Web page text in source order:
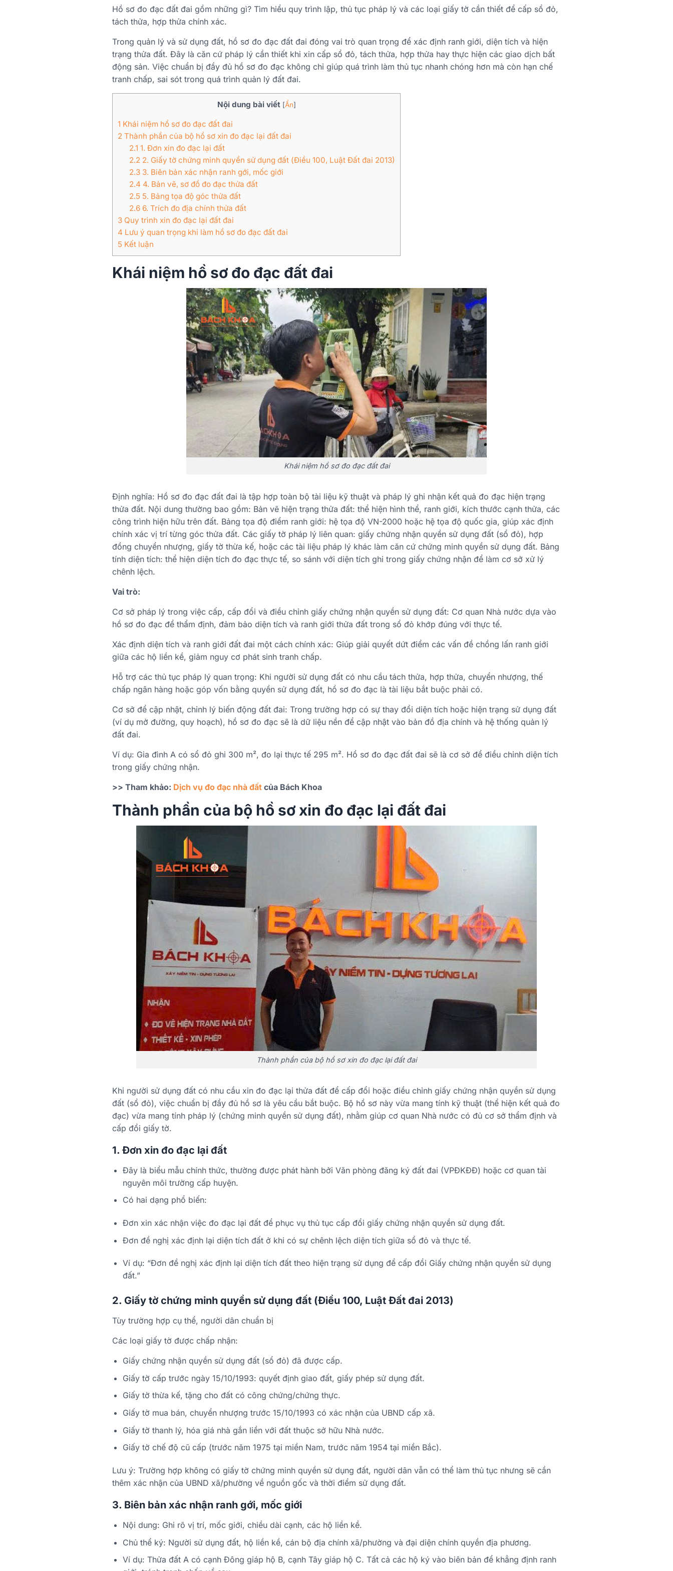
Hồ sơ đo đạc đất đai gồm những gì? Tìm hiểu quy trình lập, thủ tục pháp lý và các loại giấy tờ cần thiết để cấp sổ đỏ,
tách thửa, hợp thửa chính xác.
Trong quản lý và sử dụng đất, hồ sơ đo đạc đất đai đóng vai trò quan trọng để xác định ranh giới, diện tích và hiện
trạng thửa đất. Đây là căn cứ pháp lý cần thiết khi xin cấp sổ đỏ, tách thửa, hợp thửa hay thực hiện các giao dịch bất
động sản. Việc chuẩn bị đầy đủ hồ sơ đo đạc không chỉ giúp quá trình làm thủ tục nhanh chóng hơn mà còn hạn chế
tranh chấp, sai sót trong quá trình quản lý đất đai.
Nội dung bài viết [Ẩn]
1 Khái niệm hồ sơ đo đạc đất đai
2 Thành phần của bộ hồ sơ xin đo đạc lại đất đai
2.1 1. Đơn xin đo đạc lại đất
2.22. Giấy tờ chứng minh quyền sử dụng đất (Điều 100, Luật Đất đai 2013)
2.33. Biên bản xác nhận ranh gới, mốc giới
2.4 4. Bản vẽ, sơ đồ đo đạc thửa đất
2.5 5. Bảng tọa độ góc thửa đất
2.66. Trích đo địa chính thửa đất
3 Quy trình xin đo đạc lại đất đai
4 Lưu ý quan trọng khi làm hồ sơ đo đạc đất đai
5 Kết luận
Khái niệm hồ sơ đo đạc đất đai
Khái niệm hồ sơ đo đạc đất đai
Định nghĩa: Hồ sơ đo đạc đất đai là tập hợp toàn bộ tài liệu kỹ thuật và pháp lý ghi nhận kết quả đo đạc hiện trạng
thửa đất. Nội dung thường bao gồm: Bản vẽ hiện trạng thửa đất: thể hiện hình thể, ranh giới, kích thước cạnh thửa, các
công trình hiện hữu trên đất. Bảng tọa độ điểm ranh giới: hệ tọa độ VN-2000 hoặc hệ tọa độ quốc gia, giúp xác định
chính xác vị trí từng góc thửa đất. Các giấy tờ pháp lý liên quan: giấy chứng nhận quyền sử dụng đất (sổ đỏ), hợp
đồng chuyển nhượng, giấy tờ thừa kế, hoặc các tài liệu pháp lý khác làm căn cứ chứng minh quyền sử dụng đất. Bảng
tính diện tích: thể hiện diện tích đo đạc thực tế, so sánh với diện tích ghi trong giấy chứng nhận để làm cơ sở xử lý
chênh lệch.
Vai trò:
Cơ sở pháp lý trong việc cấp, cấp đổi và điều chỉnh giấy chứng nhận quyền sử dụng đất: Cơ quan Nhà nước dựa vào
hồ sơ đo đạc để thẩm định, đảm bảo diện tích và ranh giới thửa đất trong sổ đỏ khớp đúng với thực tế.
Xác định diện tích và ranh giới đất đai một cách chính xác: Giúp giải quyết dứt điểm các vấn đề chồng lấn ranh giới
giữa các hộ liền kề, giảm nguy cơ phát sinh tranh chấp.
Hỗ trợ các thủ tục pháp lý quan trọng: Khi người sử dụng đất có nhu cầu tách thửa, hợp thửa, chuyển nhượng, thế
chấp ngân hàng hoặc góp vốn bằng quyền sử dụng đất, hồ sơ đo đạc là tài liệu bắt buộc phải có.
Cơ sở để cập nhật, chỉnh lý biến động đất đai: Trong trường hợp có sự thay đổi diện tích hoặc hiện trạng sử dụng đất
(ví dụ mở đường, quy hoạch), hồ sơ đo đạc sẽ là dữ liệu nền để cập nhật vào bản đồ địa chính và hệ thống quản lý
đất đai.
Ví dụ: Gia đình A có sổ đỏ ghi 300 m², đo lại thực tế 295 m². Hồ sơ đo đạc đất đai sẽ là cơ sở để điều chỉnh diện tích
trong giấy chứng nhận.
>> Tham khảo: Dịch vụ đo đạc nhà đất của Bách Khoa
Thành phần của bộ hồ sơ xin đo đạc lại đất đai
Thành phần của bộ hồ sơ xin đo đạc lại đất đai
Khi người sử dụng đất có nhu cầu xin đo đạc lại thửa đất để cấp đổi hoặc điều chỉnh giấy chứng nhận quyền sử dụng
đất (sổ đỏ), việc chuẩn bị đầy đủ hồ sơ là yêu cầu bắt buộc. Bộ hồ sơ này vừa mang tính kỹ thuật (thể hiện kết quả đo
đạc) vừa mang tính pháp lý (chứng minh quyền sử dụng đất), nhằm giúp cơ quan Nhà nước có đủ cơ sở thẩm định và
cấp đổi giấy tờ.
1. Đơn xin đo đạc lại đất
Đây là biểu mẫu chính thức, thường được phát hành bởi Văn phòng đăng ký đất đai (VPĐKĐĐ) hoặc cơ quan tài
nguyên môi trường cấp huyện.
Có hai dạng phổ biến:
Đơn xin xác nhận việc đo đạc lại đất để phục vụ thủ tục cấp đổi giấy chứng nhận quyền sử dụng đất.
Đơn đề nghị xác định lại diện tích đất ở khi có sự chênh lệch diện tích giữa sổ đỏ và thực tế.
Ví dụ: “Đơn đề nghị xác định lại diện tích đất theo hiện trạng sử dụng để cấp đổi Giấy chứng nhận quyền sử dụng
đất.”
2. Giấy tờ chứng minh quyền sử dụng đất (Điều 100, Luật Đất đai 2013)
Tùy trường hợp cụ thể, người dân chuẩn bị
Các loại giấy tờ được chấp nhận:
Giấy chứng nhận quyền sử dụng đất (sổ đỏ) đã được cấp.
Giấy tờ cấp trước ngày 15/10/1993: quyết định giao đất, giấy phép sử dụng đất.
Giấy tờ thừa kế, tặng cho đất có công chứng/chứng thực.
Giấy tờ mua bán, chuyển nhượng trước 15/10/1993 có xác nhận của UBND cấp xã.
Giấy tờ thanh lý, hóa giá nhà gắn liền với đất thuộc sở hữu Nhà nước.
Giấy tờ chế độ cũ cấp (trước năm 1975 tại miền Nam, trước năm 1954 tại miền Bắc).
Lưu ý: Trường hợp không có giấy tờ chứng minh quyền sử dụng đất, người dân vẫn có thể làm thủ tục nhưng sẽ cần
thêm xác nhận của UBND xã/phường về nguồn gốc và thời điểm sử dụng đất.
3. Biên bản xác nhận ranh gới, mốc giới
Nội dung: Ghi rõ vị trí, mốc giới, chiều dài cạnh, các hộ liền kề.
Chủ thể ký: Người sử dụng đất, hộ liền kề, cán bộ địa chính xã/phường và đại diện chính quyền địa phương.
Ví dụ: Thửa đất A có cạnh Đông giáp hộ B, cạnh Tây giáp hộ C. Tất cả các hộ ký vào biên bản để khẳng định ranh